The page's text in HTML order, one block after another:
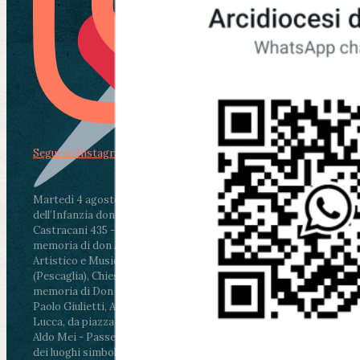
Martedì 4 agosto2026
ore 11:30 - Lucca, Scuola
dell’Infanzia don Aldo Mei - Viale Castruccio
Castracani 435 - Inaugurazione murales in
memoria di don Aldo Mei curato dal Liceo
Artistico e Musicale “Passaglia”
ore 18 - Fiano
(Pescaglia), Chiesa parrocchiale - Messa in
memoria di Don Aldo Mei celebrata da mons.
Paolo Giulietti, Arcivescovo di Lucca
ore 20.30 -
Lucca, da piazza San Michele al Cippo di don
Aldo Mei - Passeggiata della Memoria in alcuni
dei luoghi simbolo della città. Ritrovo alle ore
Segui su Instagram